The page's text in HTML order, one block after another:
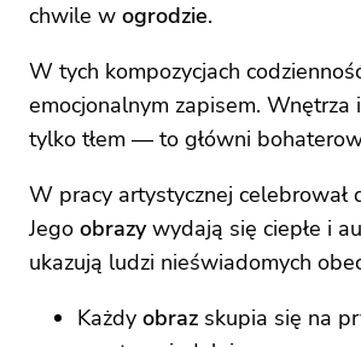
chwile w ogrodzie.
W tych kompozycjach
emocjonalnym zapisem. Wnętrza
tylko tłem — to główni
W pracy artystycznej celebrował
Jego obrazywydają się ciepłe i
ukazują ludzi nieświadomych
Każdy obraz skupia się na